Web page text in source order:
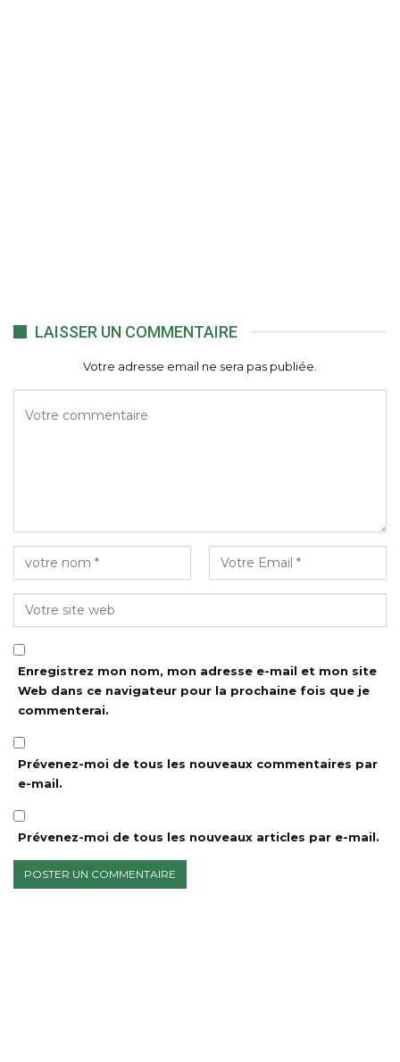
LAISSER UN COMMENTAIRE
Votre adresse email ne sera pas publiée.
Enregistrez mon nom, mon adresse e-mail et mon site
Web dans ce navigateur pour la prochaine fois que je
commenterai.
Prévenez-moi de tous les nouveaux commentaires par
e-mail.
Prévenez-moi de tous les nouveaux articles par e-mail.